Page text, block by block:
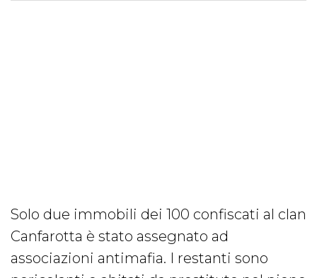
Solo due immobili dei 100 confiscati al clan
Canfarotta è stato assegnato ad
associazioni antimafia. I restanti sono